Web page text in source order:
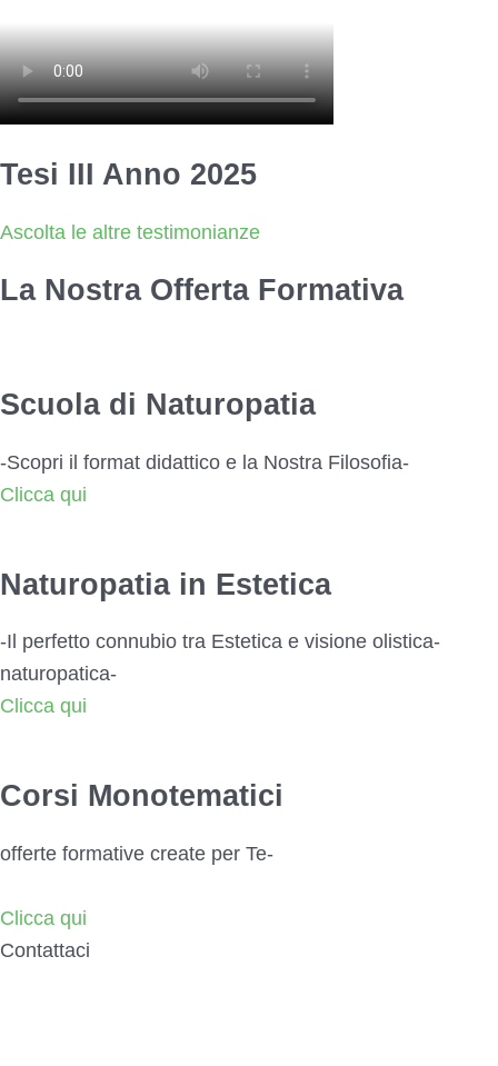
Tesi III Anno 2025
Ascolta le altre testimonianze
La Nostra Offerta Formativa
Scuola di Naturopatia
-Scopri il format didattico e la Nostra Filosofia-
Clicca qui
Naturopatia in Estetica
-Il perfetto connubio tra Estetica e visione olistica-
naturopatica-
Clicca qui
Corsi Monotematici
offerte formative create per Te-
Clicca qui
Contattaci